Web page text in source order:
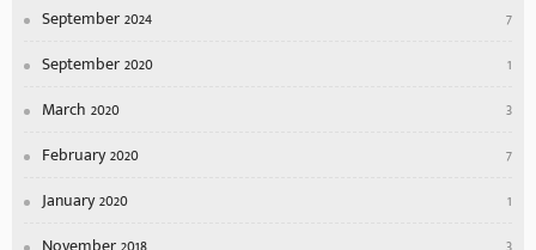
September 2024
7
September 2020
1
March 2020
3
February 2020
7
January 2020
1